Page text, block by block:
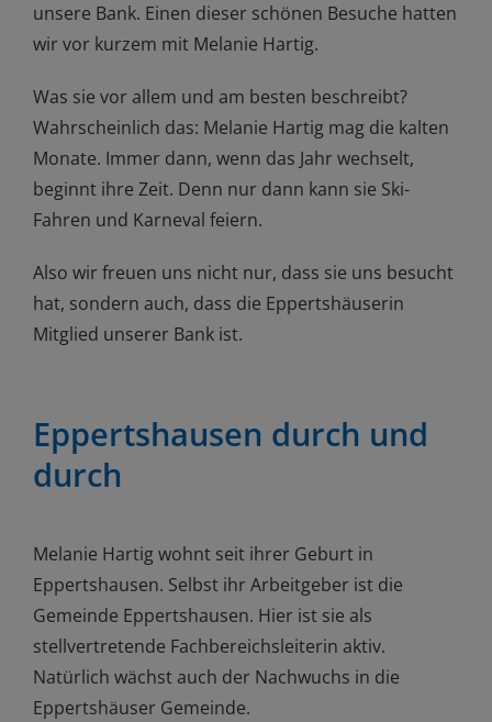
unsere Bank. Einen dieser schönen Besuche hatten
wir vor kurzem mit Melanie Hartig.
Was sie vor allem und am besten beschreibt?
Wahrscheinlich das: Melanie Hartig mag die kalten
Monate. Immer dann, wenn das Jahr wechselt,
beginnt ihre Zeit. Denn nur dann kann sie Ski-
Fahren und Karneval feiern.
Also wir freuen uns nicht nur, dass sie uns besucht
hat, sondern auch, dass die Eppertshäuserin
Mitglied unserer Bank ist.
Eppertshausen durch und
durch
Melanie Hartig wohnt seit ihrer Geburt in
Eppertshausen. Selbst ihr Arbeitgeber ist die
Gemeinde Eppertshausen. Hier ist sie als
stellvertretende Fachbereichsleiterin aktiv.
Natürlich wächst auch der Nachwuchs in die
Eppertshäuser Gemeinde.